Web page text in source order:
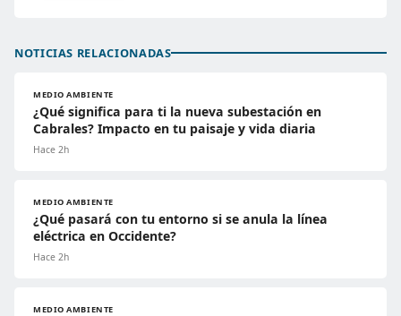
NOTICIAS RELACIONADAS
MEDIO AMBIENTE
¿Qué significa para ti la nueva subestación en
Cabrales? Impacto en tu paisaje y vida diaria
Hace 2h
MEDIO AMBIENTE
¿Qué pasará con tu entorno si se anula la línea
eléctrica en Occidente?
Hace 2h
MEDIO AMBIENTE